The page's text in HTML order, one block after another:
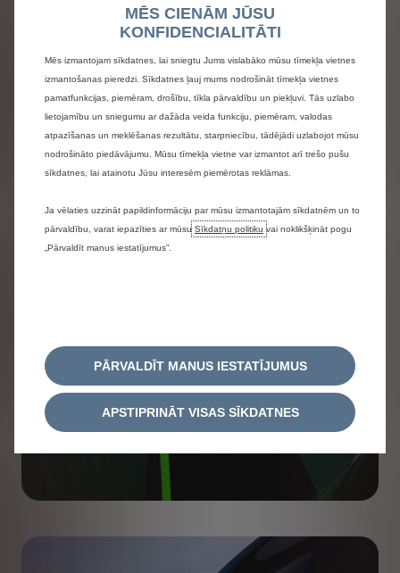
MĒS CIENĀM JŪSU
KONFIDENCIALITĀTI
Mēs izmantojam sīkdatnes, lai sniegtu Jums vislabāko mūsu tīmekļa vietnes
izmantošanas pieredzi. Sīkdatnes ļauj mums nodrošināt tīmekļa vietnes
pamatfunkcijas, piemēram, drošību, tīkla pārvaldību un piekļuvi. Tās uzlabo
lietojamību un sniegumu ar dažāda veida funkciju, piemēram, valodas
atpazīšanas un meklēšanas rezultātu, starpniecību, tādējādi uzlabojot mūsu
nodrošināto piedāvājumu. Mūsu tīmekļa vietne var izmantot arī trešo pušu
sīkdatnes, lai atainotu Jūsu interesēm piemērotas reklāmas.
Ja vēlaties uzzināt papildinformāciju par mūsu izmantotajām sīkdatnēm un to
pārvaldību, varat iepazīties ar mūsu Sīkdatņu politiku vai noklikšķināt pogu
„Pārvaldīt manus iestatījumus”.
PĀRVALDĪT MANUS IESTATĪJUMUS
APSTIPRINĀT VISAS SĪKDATNES